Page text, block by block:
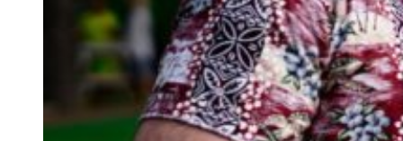
dens beskedne begyndelse i
det 20. århundredes, hvor